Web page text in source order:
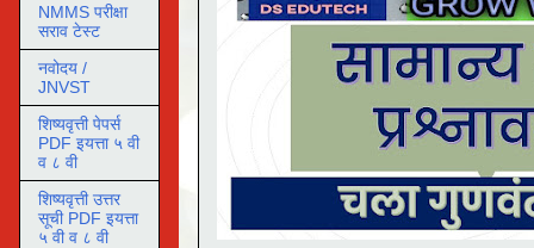
NMMS परीक्षा
सराव टेस्ट
नवोदय /
JNVST
शिष्यवृत्ती पेपर्स
PDF इयत्ता ५ वी
व ८ वी
शिष्यवृत्ती उत्तर
सूची PDF इयत्ता
५ वी व ८ वी